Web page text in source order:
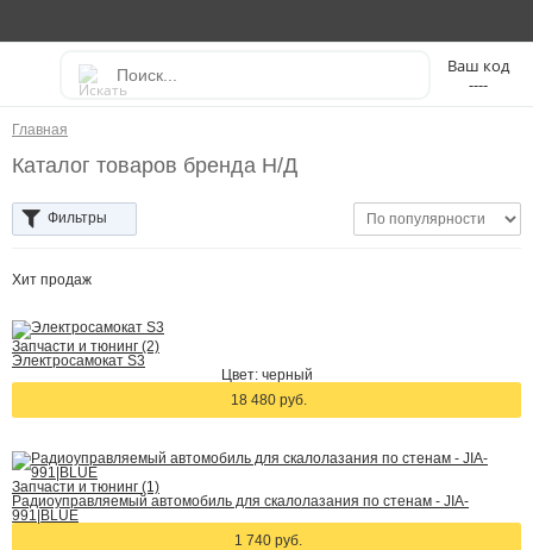
----
Главная
Каталог товаров бренда Н/Д
Фильтры
Хит продаж
Запчасти и тюнинг (2)
Электросамокат S3
Цвет: черный
18 480 руб.
Запчасти и тюнинг (1)
Радиоуправляемый автомобиль для скалолазания по стенам - JIA-
991|BLUE
1 740 руб.